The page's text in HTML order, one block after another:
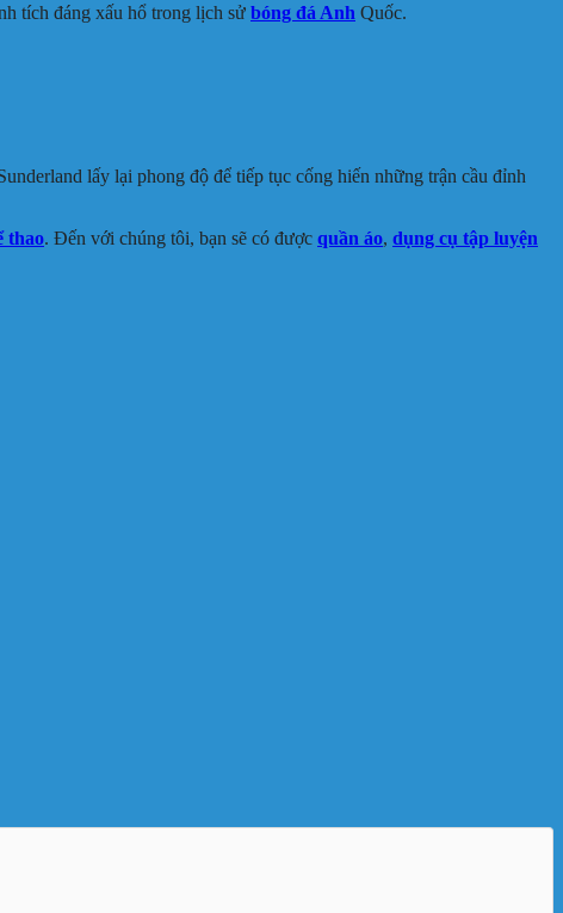
tích đáng xấu hổ trong lịch sử bóng đá Anh Quốc.
lấy lại phong độ để tiếp tục cống hiến những trận cầu đỉnh
thao. Đến với chúng tôi, bạn sẽ có được quần áo, dụng cụ tập luyện